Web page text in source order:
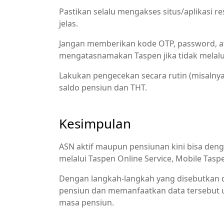
Pastikan selalu mengakses situs/aplikasi
jelas.
Jangan memberikan kode OTP, password,
mengatasnamakan Taspen jika tidak
Lakukan pengecekan secara rutin
saldo pensiun dan THT.
Kesimpulan
ASN aktif maupun pensiunan kini bisa
melalui Taspen Online Service, Mobile
Dengan langkah‑langkah yang
pensiun dan memanfaatkan data
masa pensiun.